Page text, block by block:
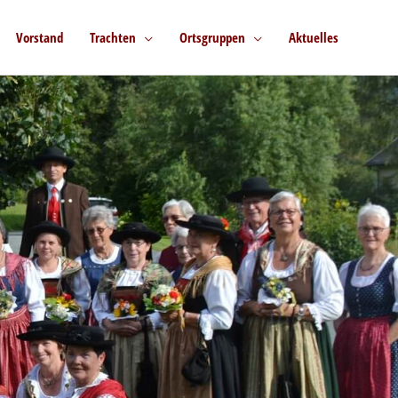
Vorstand Trachten Ortsgruppen Aktuelles